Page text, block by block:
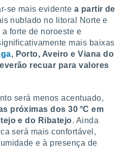
se mais evidente a partir de
nublado no litoral Norte e
forte de noroeste e
mais baixas
, Porto, Aveiro e Viana do
recuar para valores
será menos acentuado,
próximas dos 30 °C em
e do Ribatejo. Ainda
será mais confortável,
e à presença de